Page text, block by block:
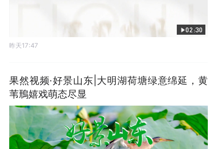
02:30
昨天17:47
果然视频·好景山东|大明湖荷塘绿意绵延，黄
苇鳽嬉戏萌态尽显